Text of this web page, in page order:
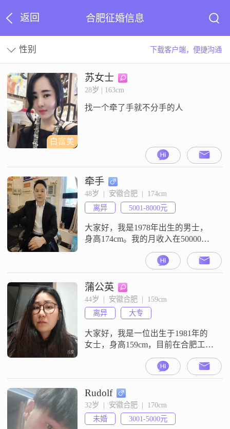
返回 合肥征婚信息
性别 下载客户端，便捷沟通
白富美
苏女士
28岁 | 163cm
找一个牵了手就不分手的人
牵手
48岁  |  安徽合肥  |  174cm
离异
5001-8000元
大家好，我是1978年出生的男士，
身高174cm。我的月收入在50000元
以上，现在在合肥工作。我的学历
是高中及以下。我是一个稳重可靠
的人，平时做事有责任感，对待事
情会认真处理。我性格随和，容易
和人相处，没什么架子，平时和大
家沟通起来也比较顺畅。我目前是
单身状态，想寻找一位合适的女士
组建家庭。我希望能遇到一个彼此
合得来
蒲公英
44岁  |  安徽合肥  |  159cm
离异
大专
大家好，我是一位出生于1981年的
女士，身高159cm，目前在合肥工
作。我的学历是大专，月收入在
3001到5000元之间。我性格真诚可
靠，热爱生活，始终把家庭放在第
一位。我认为生活品质很重要，所
以我会努力平衡工作和生活，享受
那种慢节奏的生活方式。我追求的
是简单而真实的幸福，喜欢真诚地
Rudolf
32岁  |  安徽合肥  |  170cm
未婚
3001-5000元